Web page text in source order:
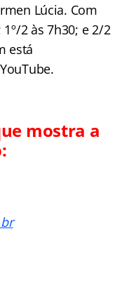
Lúcia. Com
2 às 7h30; e 2/2
está
mostra a